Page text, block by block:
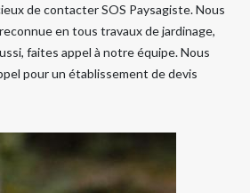
de contacter SOS Paysagiste. Nous
en tous travaux de jardinage,
faites appel à notre équipe. Nous
pour un établissement de devis